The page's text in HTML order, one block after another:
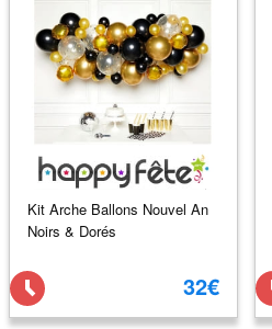
Kit Arche Ballons Nouvel An
Noirs & Dorés
32€